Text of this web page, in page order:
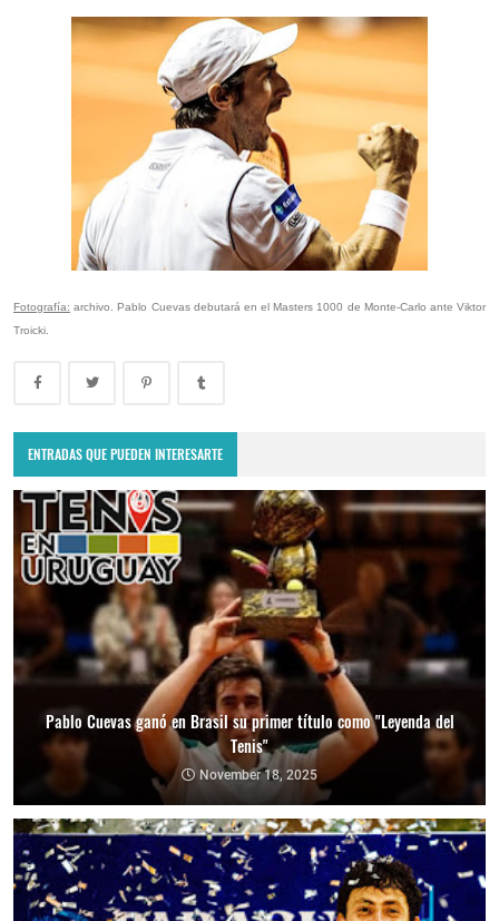
Fotografía: archivo. Pablo Cuevas debutará en el Masters 1000 de Monte-Carlo ante Viktor
Troicki.
ENTRADAS QUE PUEDEN INTERESARTE
Pablo Cuevas ganó en Brasil su primer título como "Leyenda del
Tenis"
November 18, 2025